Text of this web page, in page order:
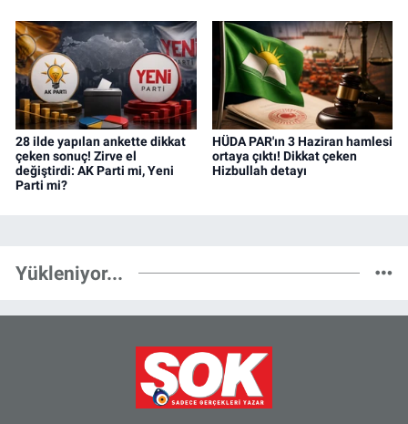
28 ilde yapılan ankette dikkat
çeken sonuç! Zirve el
değiştirdi: AK Parti mi, Yeni
Parti mi?
HÜDA PAR'ın 3 Haziran hamlesi
ortaya çıktı! Dikkat çeken
Hizbullah detayı
Yükleniyor...